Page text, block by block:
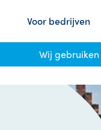
Voor bedrijven
Wij gebruiken